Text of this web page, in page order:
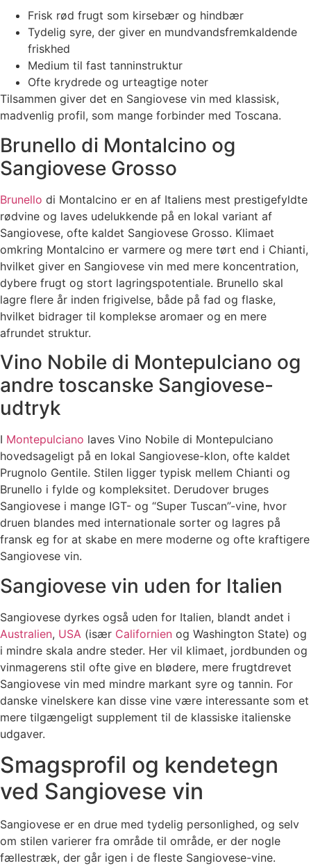
Frisk rød frugt som kirsebær og hindbær
Tydelig syre, der giver en mundvandsfremkaldende
friskhed
Medium til fast tanninstruktur
Ofte krydrede og urteagtige noter
Tilsammen giver det en Sangiovese vin med klassisk,
madvenlig profil, som mange forbinder med Toscana.
Brunello di Montalcino og
Sangiovese Grosso
Brunello di Montalcino er en af Italiens mest prestigefyldte
rødvine og laves udelukkende på en lokal variant af
Sangiovese, ofte kaldet Sangiovese Grosso. Klimaet
omkring Montalcino er varmere og mere tørt end i Chianti,
hvilket giver en Sangiovese vin med mere koncentration,
dybere frugt og stort lagringspotentiale. Brunello skal
lagre flere år inden frigivelse, både på fad og flaske,
hvilket bidrager til komplekse aromaer og en mere
afrundet struktur.
Vino Nobile di Montepulciano og
andre toscanske Sangiovese-
udtryk
I Montepulciano laves Vino Nobile di Montepulciano
hovedsageligt på en lokal Sangiovese-klon, ofte kaldet
Prugnolo Gentile. Stilen ligger typisk mellem Chianti og
Brunello i fylde og kompleksitet. Derudover bruges
Sangiovese i mange IGT- og “Super Tuscan”-vine, hvor
druen blandes med internationale sorter og lagres på
fransk eg for at skabe en mere moderne og ofte kraftigere
Sangiovese vin.
Sangiovese vin uden for Italien
Sangiovese dyrkes også uden for Italien, blandt andet i
Australien, USA (især Californien og Washington State) og
i mindre skala andre steder. Her vil klimaet, jordbunden og
vinmagerens stil ofte give en blødere, mere frugtdrevet
Sangiovese vin med mindre markant syre og tannin. For
danske vinelskere kan disse vine være interessante som et
mere tilgængeligt supplement til de klassiske italienske
udgaver.
Smagsprofil og kendetegn
ved Sangiovese vin
Sangiovese er en drue med tydelig personlighed, og selv
om stilen varierer fra område til område, er der nogle
fællestræk, der går igen i de fleste Sangiovese-vine.